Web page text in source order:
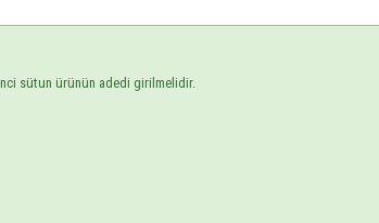
sütun ürünün adedi girilmelidir.